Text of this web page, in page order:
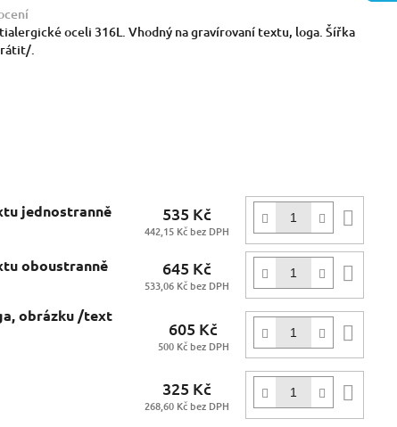
oceli 316L. Vhodný na gravírovaní textu, loga. Šířka
.
jednostranně 535 Kč
442,15 Kč bez DPH
oboustranně 645 Kč
533,06 Kč bez DPH
obrázku /text
605 Kč
500 Kč bez DPH
325 Kč
268,60 Kč bez DPH